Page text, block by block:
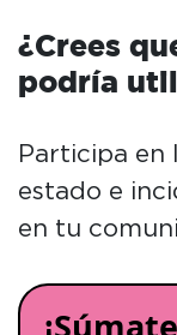
¿Crees
podría
Participa en
estado e
en tu